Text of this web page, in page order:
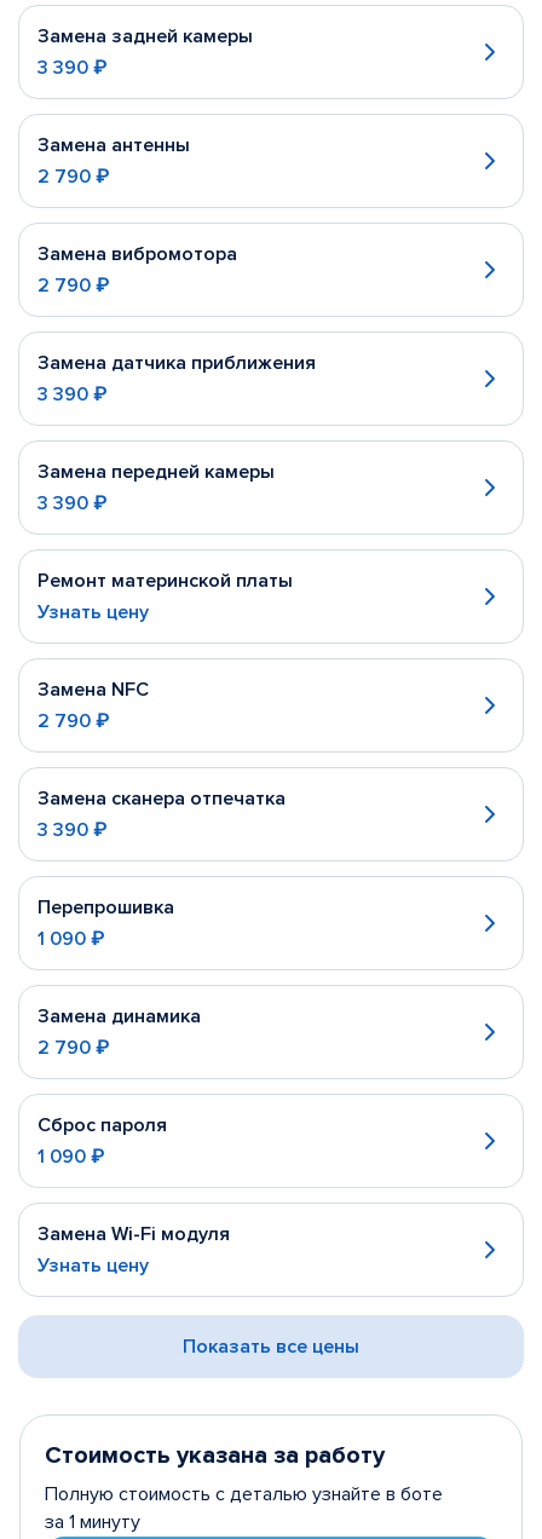
Замена задней камеры
3 390 ₽
Замена антенны
2 790 ₽
Замена вибромотора
2 790 ₽
Замена датчика приближения
3 390 ₽
Замена передней камеры
3 390 ₽
Ремонт материнской платы
Узнать цену
Замена NFC
2 790 ₽
Замена сканера отпечатка
3 390 ₽
Перепрошивка
1 090 ₽
Замена динамика
2 790 ₽
Сброс пароля
1 090 ₽
Замена Wi-Fi модуля
Узнать цену
Показать все цены
Стоимость указана за работу
Полную стоимость с деталью узнайте в боте
за 1 минуту